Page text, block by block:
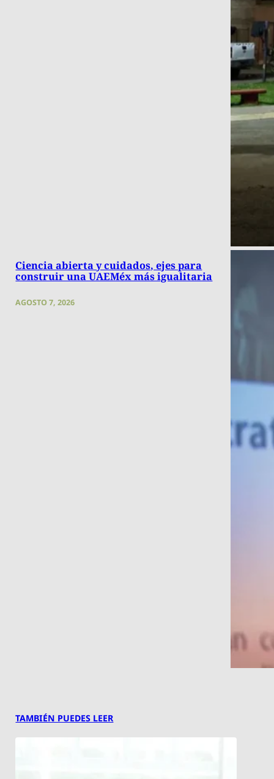
Ciencia abierta y cuidados, ejes para
construir una UAEMéx más igualitaria
AGOSTO 7, 2026
TAMBIÉN PUEDES LEER